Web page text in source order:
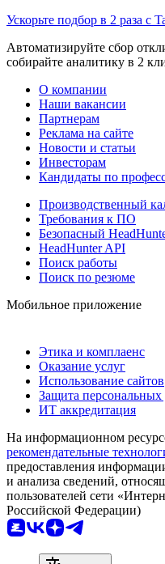
Ускорьте подбор в 2 раза с
Автоматизируйте сбор
собирайте аналитику в 2
О компании
Наши вакансии
Партнерам
Реклама на сайте
Новости и статьи
Инвесторам
Кандидаты по
Производственный
Требования к ПО
Безопасный
HeadHunter API
Поиск работы
Поиск по резюме
Мобильное приложение
Этика и комплаенс
Оказание услуг
Использование сайтов
Защита
ИТ аккредитация
На информационном
рекомендательные
предоставления
и анализа сведений,
пользователей сети
Российской Федерации)